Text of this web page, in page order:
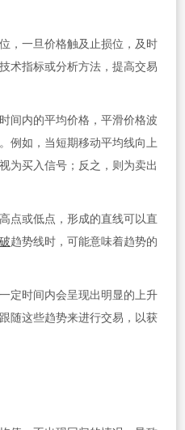
，一旦价格触及止损位，及时
术指标或分析方法，提高交易
间内的平均价格，平滑价格波
例如，当短期移动平均线向上
为买入信号；反之，则为卖出
点或低点，形成的直线可以直
趋势线时，可能意味着趋势的
定时间内会呈现出明显的上升
随这些趋势来进行交易，以获